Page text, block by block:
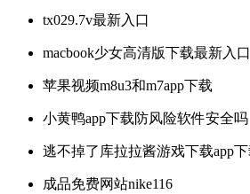
tx029.7v最新入口
macbook少女高清版下载最新入口
苹果视频m8u3和m7app下载
小黄鸭app下载防风险软件安全吗
逃不掉了库拉拉酱游戏下载app
成品免费网站nike116